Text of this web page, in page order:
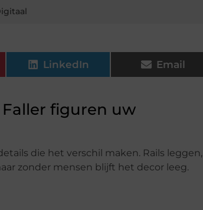
LinkedIn Email
figuren uw
die het verschil maken. Rails leggen,
zonder mensen blijft het decor leeg.